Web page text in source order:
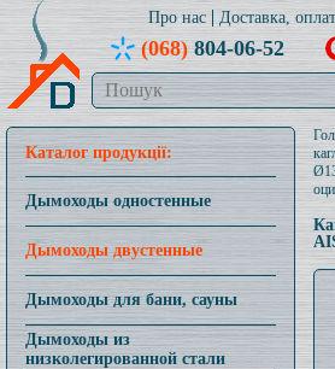
Про нас Доставка,
(068)804-06-52
Каталог продукції:
Дымоходы одностенные
Дымоходы двустенные
Дымоходы для бани, сауны
Дымоходы из
низколегированной стали